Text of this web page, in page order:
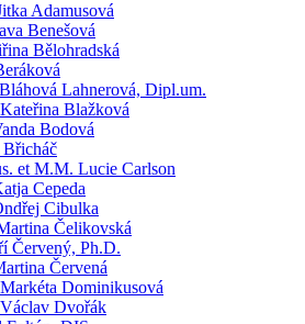
Adamusová
Benešová
Bělohradská
Lahnerová, Dipl.um.
Blažková
Bodová
Břicháč
et M.M. Lucie Carlson
Cepeda
Cibulka
Čelikovská
Červený, Ph.D.
Červená
Dominikusová
Dvořák